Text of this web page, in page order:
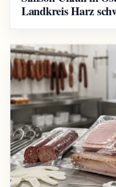
Landkreis Harz